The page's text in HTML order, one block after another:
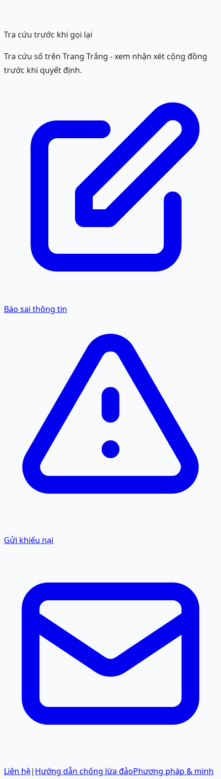
Tra cứu trước khi gọi lại
Tra cứu số trên Trang Trắng - xem nhận xét cộng đồng
trước khi quyết định.
Báo sai thông tin
Gửi khiếu nại
Liên hệ| Hướng dẫn chống lừa đảoPhương pháp & minh